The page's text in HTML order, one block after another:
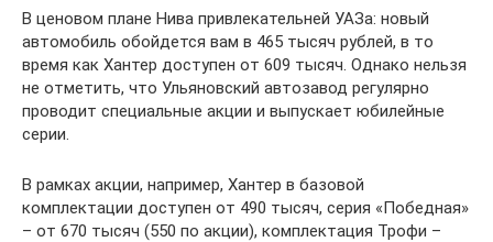
В ценовом плане Нива привлекательней УАЗа: новый
автомобиль обойдется вам в 465 тысяч рублей, в то
время как Хантер доступен от 609 тысяч. Однако нельзя
не отметить, что Ульяновский автозавод регулярно
проводит специальные акции и выпускает юбилейные
серии.
В рамках акции, например, Хантер в базовой
комплектации доступен от 490 тысяч, серия «Победная»
– от 670 тысяч (550 по акции), комплектация Трофи –